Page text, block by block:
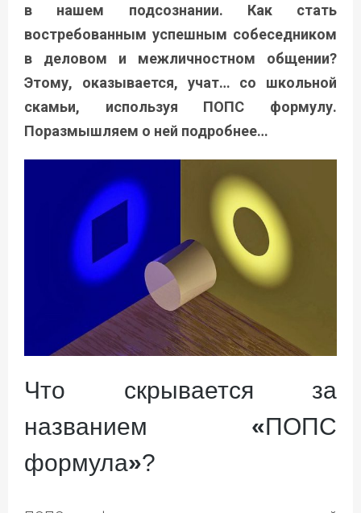
в нашем подсознании. Как стать
востребованным успешным собеседником
в деловом и межличностном общении?
Этому, оказывается, учат… со школьной
скамьи, используя ПОПС формулу.
Поразмышляем о ней подробнее…
Что скрывается за
названием «ПОПС
формула»?